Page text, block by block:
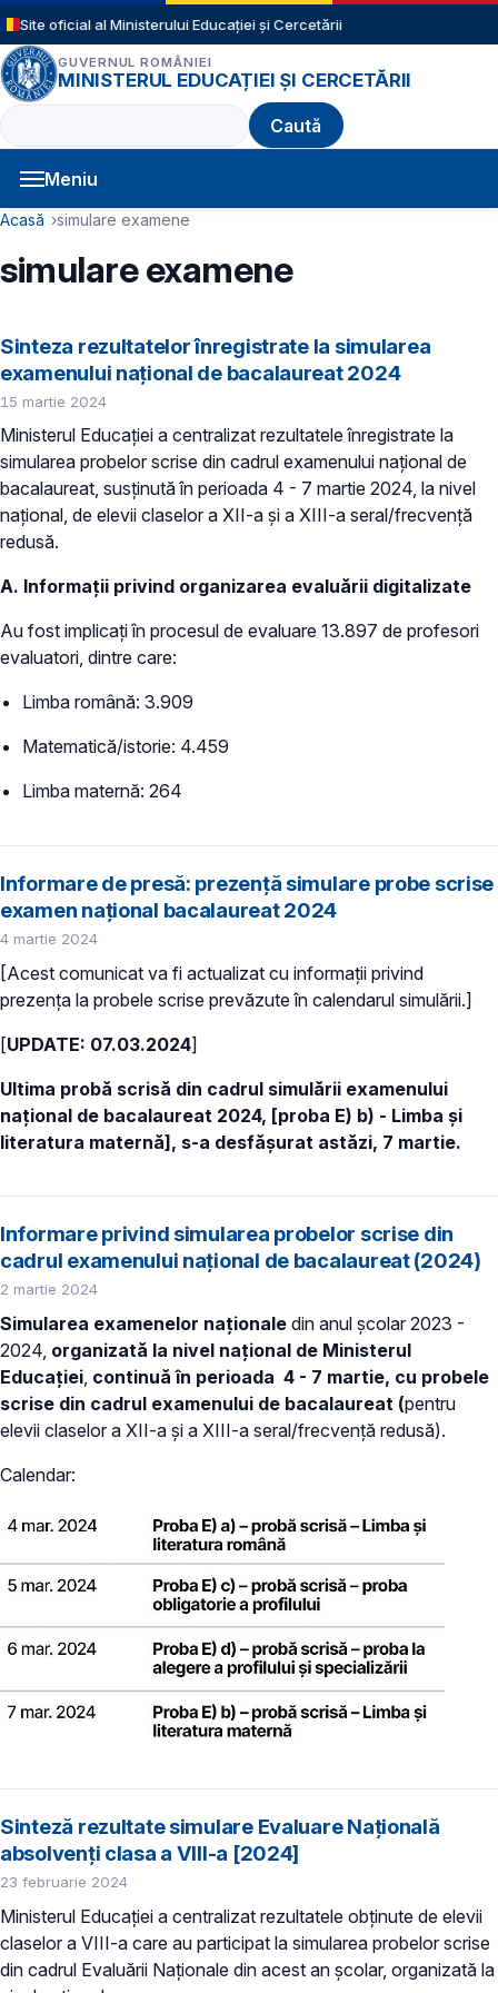
Sari la conținutul principal
Site oficial al Ministerului Educației și Cercetării
GUVERNUL ROMÂNIEI
MINISTERUL EDUCAȚIEI ȘI CERCETĂRII
Caută
Meniu
Navigație principală
Cale de navigare
Acasă simulare examene
simulare examene
Sinteza rezultatelor înregistrate la simularea
examenului național de bacalaureat 2024
15 martie 2024
Ministerul Educației a centralizat rezultatele înregistrate la
simularea probelor scrise din cadrul examenului național de
bacalaureat, susținută în perioada 4 - 7 martie 2024, la nivel
național, de elevii claselor a XII-a şi a XIII-a seral/frecvenţă
redusă.
A. Informații privind organizarea evaluării digitalizate
Au fost implicați în procesul de evaluare 13.897 de profesori
evaluatori, dintre care:
Limba română: 3.909
Matematică/istorie: 4.459
Limba maternă: 264
Informare de presă: prezență simulare probe scrise
examen național bacalaureat 2024
4 martie 2024
[Acest comunicat va fi actualizat cu informații privind
prezența la probele scrise prevăzute în calendarul simulării.]
[UPDATE: 07.03.2024]
Ultima probă scrisă din cadrul simulării examenului
național de bacalaureat 2024, [proba E) b) - Limba şi
literatura maternă], s-a desfășurat astăzi, 7 martie.
Informare privind simularea probelor scrise din
cadrul examenului național de bacalaureat (2024)
2 martie 2024
Simularea examenelor naționale din anul școlar 2023 -
2024, organizată la nivel național de Ministerul
Educaţiei continuă în perioada 4 - 7 martie, cu probele
scrise din cadrul examenului de bacalaureat (pentru
elevii claselor a XII-a şi a XIII-a seral/frecvenţă redusă).
Calendar:
Sinteză rezultate simulare Evaluare Națională
absolvenți clasa a VIII-a [2024]
23 februarie 2024
Ministerul Educației a centralizat rezultatele obținute de elevii
claselor a VIII-a care au participat la simularea probelor scrise
din cadrul Evaluării Naționale din acest an școlar, organizată la